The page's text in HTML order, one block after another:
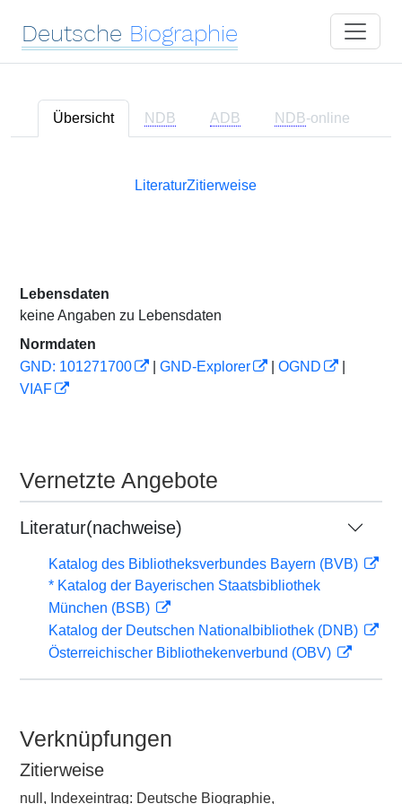
Deutsche Biographie
Übersicht NDB ADB NDB-online
LiteraturZitierweise
Lebensdaten
keine Angaben zu Lebensdaten
Normdaten
GND: 101271700
GND-Explorer OGND
VIAF
Vernetzte Angebote
Literatur(nachweise)
Katalog des Bibliotheksverbundes Bayern (BVB)
* Katalog der Bayerischen Staatsbibliothek
München (BSB)
Katalog der Deutschen Nationalbibliothek (DNB)
Österreichischer Bibliothekenverbund (OBV)
Verknüpfungen
Zitierweise
null, Indexeintrag: Deutsche Biographie,